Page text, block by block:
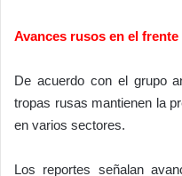
Avances rusos en el frente
De acuerdo con el grupo
tropas rusas mantienen la
en varios sectores.
Los reportes señalan